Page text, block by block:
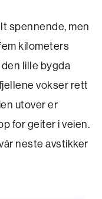
spennende, men
kilometers
lille bygda
vokser rett
utover er
for geiter i veien.
neste avstikker